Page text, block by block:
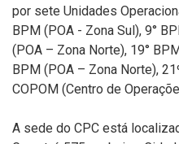
por sete Unidades
BPM (POA - Zona Sul), 9°
(POA – Zona Norte), 19°
BPM (POA – Zona Norte),
COPOM (Centro de
A sede do CPC está